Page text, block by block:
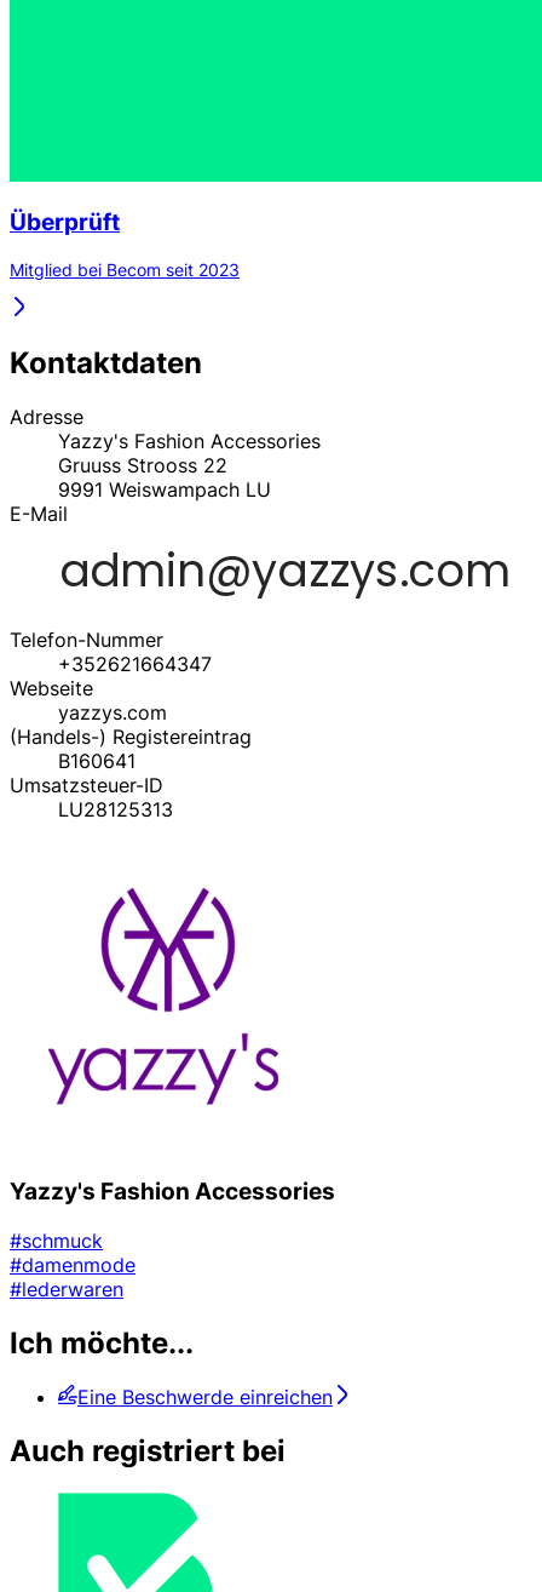
Überprüft
Mitglied bei Becom seit 2023
Kontaktdaten
Adresse
Yazzy's Fashion Accessories
Gruuss Strooss 22
9991 Weiswampach LU
E-Mail
Telefon-Nummer
+352621664347
Webseite
yazzys.com
(Handels-) Registereintrag
B160641
Umsatzsteuer-ID
LU28125313
Yazzy's Fashion Accessories
#schmuck
#damenmode
#lederwaren
Ich möchte...
Eine Beschwerde einreichen
Auch registriert bei